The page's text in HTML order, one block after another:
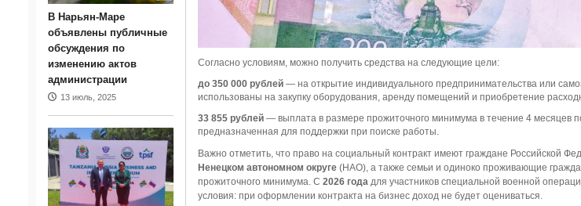
Согласно условиям, можно получить средства на следующие цели:
до 350 000 рублей— на открытие индивидуального предпринимательства или
использованы на закупку оборудования, аренду помещений и приобретение
33 855 рублей— выплата в размере прожиточного минимума в течение 4 месяцев
предназначенная для поддержки при поиске работы.
Важно отметить, что право на социальный контракт имеют граждане Российской
Ненецком автономном округе(НАО), а также семьи и одиноко проживающие
прожиточного минимума. С 2026 годадля участников специальной военной
условия: при оформлении контракта на бизнес доход не будет оцениваться.
В Нарьян-Маре
объявлены публичные
обсуждения по
изменению актов
администрации
13 июль, 2025